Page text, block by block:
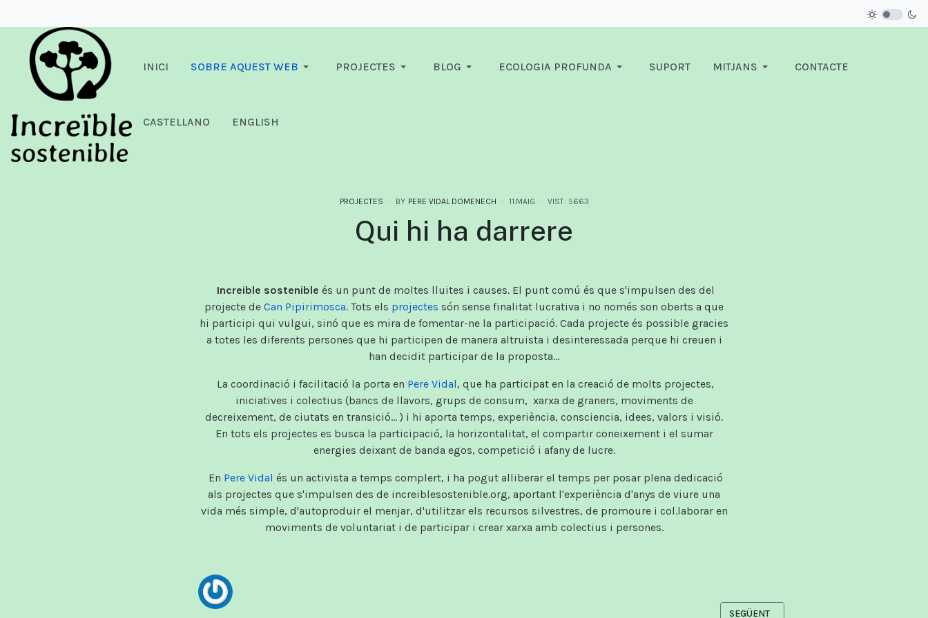
INICI SOBRE AQUEST WEB PROJECTES BLOG ECOLOGIA PROFUNDA SUPORT MITJANS CONTACTE
CASTELLANO ENGLISH
PROJECTES BY PERE VIDAL DOMENECH 11.MAIG VIST: 5663
Qui hi ha darrere
Increible sostenible és un punt de moltes lluites i causes. El punt comú és que s'impulsen des del
projecte de Can Pipirimosca. Tots els projectes són sense finalitat lucrativa i no només son oberts a que
hi participi qui vulgui, sinó que es mira de fomentar-ne la participació. Cada projecte és possible gracies
a totes les diferents persones que hi participen de manera altruista i desinteressada perque hi creuen i
han decidit participar de la proposta...
La coordinació i facilitació la porta en Pere Vidal, que ha participat en la creació de molts projectes,
iniciatives i colectius (bancs de llavors, grups de consum, xarxa de graners, moviments de
decreixement, de ciutats en transició... ) i hi aporta temps, experiència, consciencia, idees, valors i visió.
En tots els projectes es busca la participació, la horizontalitat, el compartir coneixement i el sumar
energies deixant de banda egos, competició i afany de lucre.
En Pere Vidal és un activista a temps complert, i ha pogut alliberar el temps per posar plena dedicació
als projectes que s'impulsen des de increiblesostenible.org, aportant l'experiència d'anys de viure una
vida més simple, d'autoproduir el menjar, d'utilitzar els recursos silvestres, de promoure i col.laborar en
moviments de voluntariat i de participar i crear xarxa amb colectius i persones.
ARTICLE SEGÜENT: ACTIVISME I PROJECTES
SEGÜENT